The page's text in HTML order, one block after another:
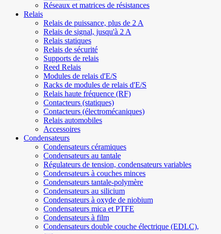
Réseaux et matrices de résistances
Relais
Relais de puissance, plus de 2 A
Relais de signal, jusqu'à 2 A
Relais statiques
Relais de sécurité
Supports de relais
Reed Relais
Modules de relais d'E/S
Racks de modules de relais d'E/S
Relais haute fréquence (RF)
Contacteurs (statiques)
Contacteurs (électromécaniques)
Relais automobiles
Accessoires
Condensateurs
Condensateurs céramiques
Condensateurs au tantale
Régulateurs de tension, condensateurs variables
Condensateurs à couches minces
Condensateurs tantale-polymère
Condensateurs au silicium
Condensateurs à oxyde de niobium
Condensateurs mica et PTFE
Condensateurs à film
Condensateurs double couche électrique (EDLC),